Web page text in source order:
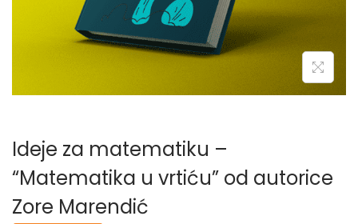
Ideje za matematiku –
“Matematika u vrtiću” od autorice
Zore Marendić